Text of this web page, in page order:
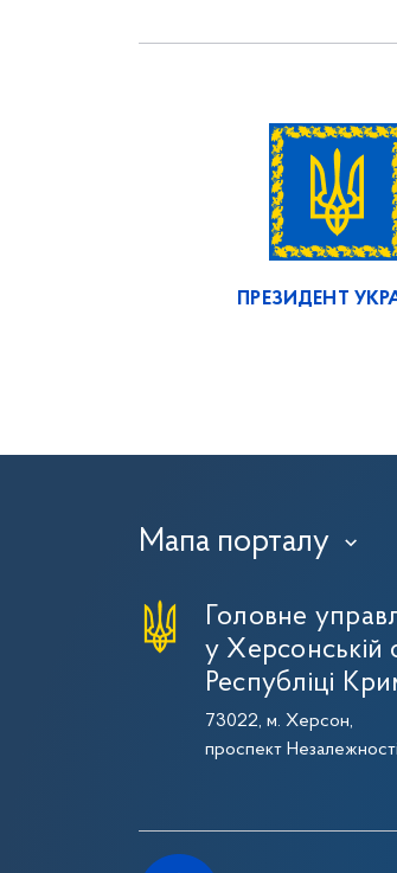
ПРЕЗИДЕНТ
Мапа порталу ›
Головне
у Херсонській
Республіці
73022, м. Херсон,
проспект